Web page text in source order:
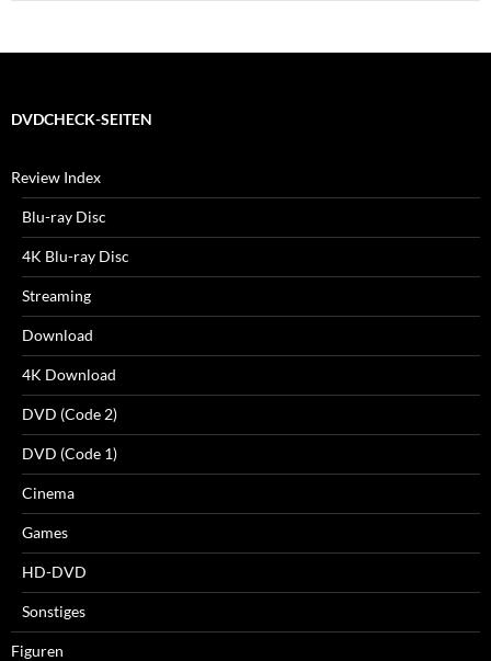
DVDCHECK-SEITEN
Review Index
Blu-ray Disc
4K Blu-ray Disc
Streaming
Download
4K Download
DVD (Code 2)
DVD (Code 1)
Cinema
Games
HD-DVD
Sonstiges
Figuren